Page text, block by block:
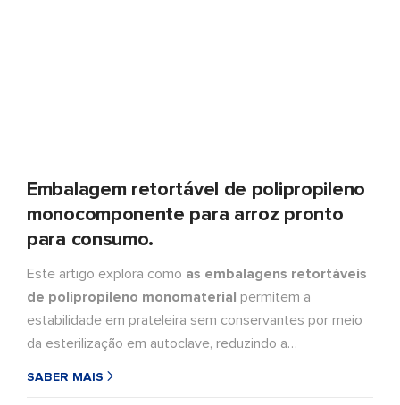
Embalagem retortável de polipropileno
monocomponente para arroz pronto
para consumo.
Este artigo explora como as embalagens retortáveis
de polipropileno monomaterial permitem a
estabilidade em prateleira sem conservantes por meio
da esterilização em autoclave, reduzindo a
SABER MAIS